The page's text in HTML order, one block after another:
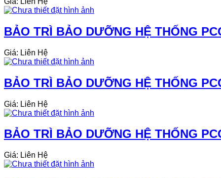
BẢO TRÌ BẢO DƯỠNG HỆ THỐNG
Giá: Liên Hệ
BẢO TRÌ BẢO DƯỠNG HỆ THỐNG
Giá: Liên Hệ
BẢO TRÌ BẢO DƯỠNG HỆ THỐNG
Giá: Liên Hệ